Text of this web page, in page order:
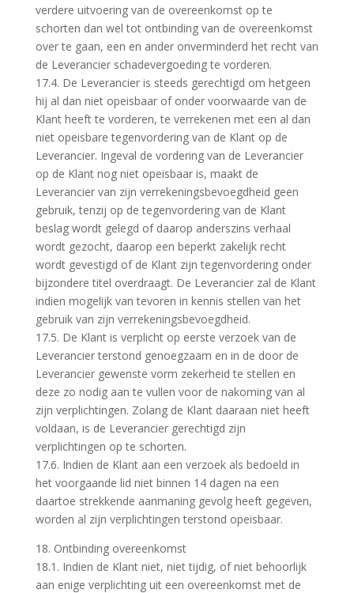
verdere uitvoering van de overeenkomst op te
schorten dan wel tot ontbinding van de overeenkomst
over te gaan, een en ander onverminderd het recht van
de Leverancier schadevergoeding te vorderen.
17.4. De Leverancier is steeds gerechtigd om hetgeen
hij al dan niet opeisbaar of onder voorwaarde van de
Klant heeft te vorderen, te verrekenen met een al dan
niet opeisbare tegenvordering van de Klant op de
Leverancier. Ingeval de vordering van de Leverancier
op de Klant nog niet opeisbaar is, maakt de
Leverancier van zijn verrekeningsbevoegdheid geen
gebruik, tenzij op de tegenvordering van de Klant
beslag wordt gelegd of daarop anderszins verhaal
wordt gezocht, daarop een beperkt zakelijk recht
wordt gevestigd of de Klant zijn tegenvordering onder
bijzondere titel overdraagt. De Leverancier zal de Klant
indien mogelijk van tevoren in kennis stellen van het
gebruik van zijn verrekeningsbevoegdheid.
17.5. De Klant is verplicht op eerste verzoek van de
Leverancier terstond genoegzaam en in de door de
Leverancier gewenste vorm zekerheid te stellen en
deze zo nodig aan te vullen voor de nakoming van al
zijn verplichtingen. Zolang de Klant daaraan niet heeft
voldaan, is de Leverancier gerechtigd zijn
verplichtingen op te schorten.
17.6. Indien de Klant aan een verzoek als bedoeld in
het voorgaande lid niet binnen 14 dagen na een
daartoe strekkende aanmaning gevolg heeft gegeven,
worden al zijn verplichtingen terstond opeisbaar.
18. Ontbinding overeenkomst
18.1. Indien de Klant niet, niet tijdig, of niet behoorlijk
aan enige verplichting uit een overeenkomst met de